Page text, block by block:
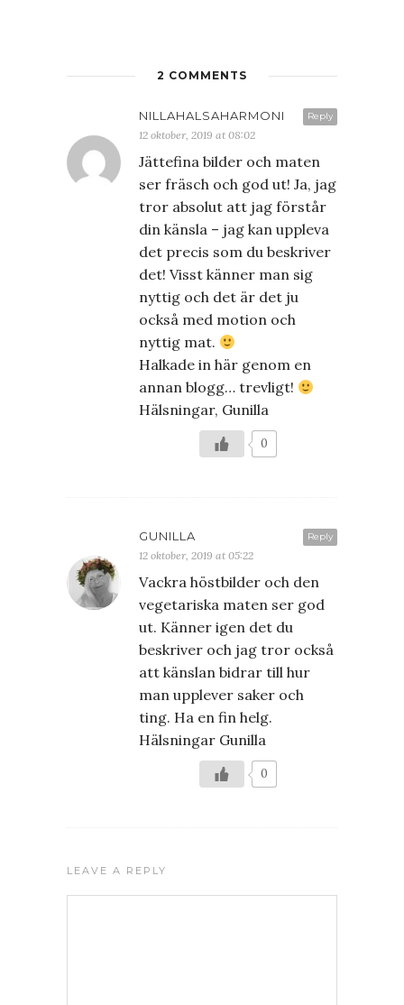
2 COMMENTS
Reply
NILLAHALSAHARMONI
12 oktober, 2019 at 08:02
Jättefina bilder och maten
ser fräsch och god ut! Ja, jag
tror absolut att jag förstår
din känsla – jag kan uppleva
det precis som du beskriver
det! Visst känner man sig
nyttig och det är det ju
också med motion och
nyttig mat.
Halkade in här genom en
annan blogg… trevligt!
Hälsningar, Gunilla
0
Reply
GUNILLA
12 oktober, 2019 at 05:22
Vackra höstbilder och den
vegetariska maten ser god
ut. Känner igen det du
beskriver och jag tror också
att känslan bidrar till hur
man upplever saker och
ting. Ha en fin helg.
Hälsningar Gunilla
0
LEAVE A REPLY